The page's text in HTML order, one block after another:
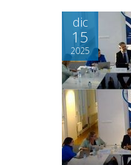
dic
15
2025